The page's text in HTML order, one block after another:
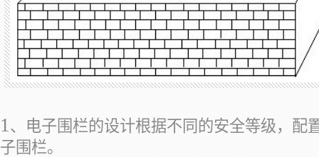
1、电子围栏的设计根据不同的安全等级，配
子围栏。